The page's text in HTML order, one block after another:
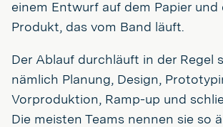
einem Entwurf auf dem Papier und
Produkt, das vom Band läuft.
Der Ablauf durchläuft in der Regel
nämlich Planung, Design,
Vorproduktion, Ramp-up und
Die meisten Teams nennen sie so